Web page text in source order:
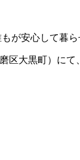
区大黒町）に